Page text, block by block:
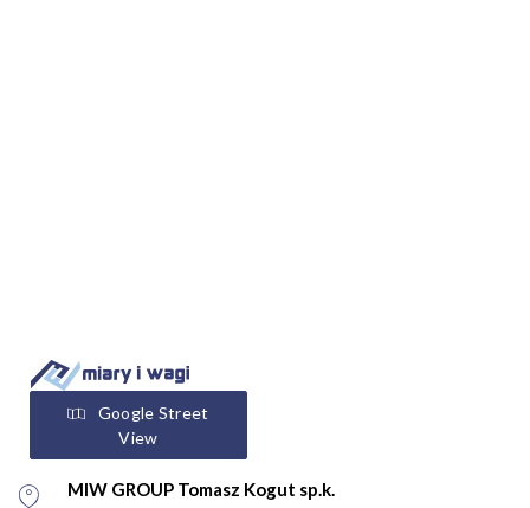
Google Street
View
MIW GROUP Tomasz Kogut sp.k.